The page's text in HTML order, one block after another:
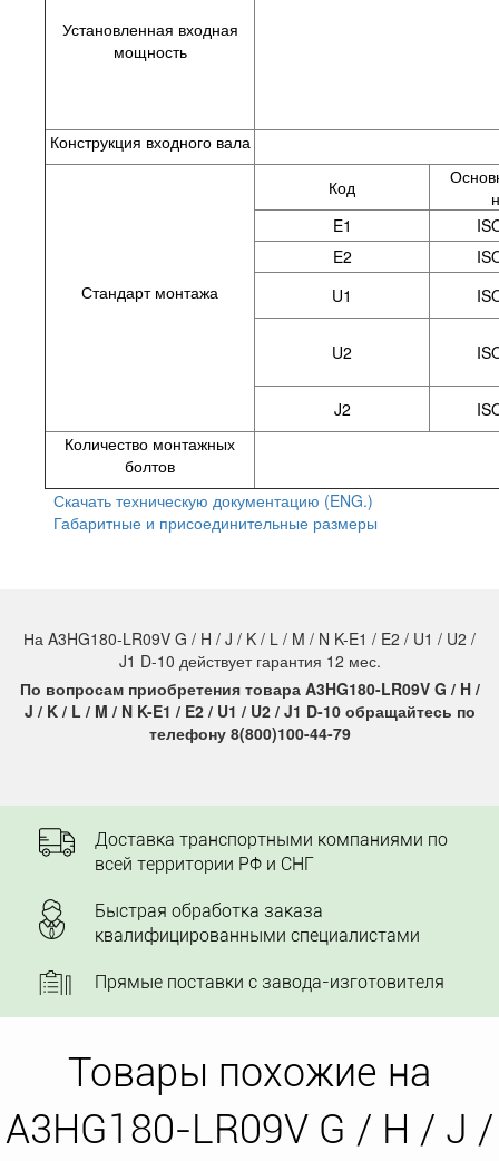
Установленная входная
мощность
Конструкция входного вала
Стандарт монтажа
Код
E1
E2
U1
U2
J2
Количество монтажных
болтов
Скачать техническую документацию (ENG.)
Габаритные и присоединительные размеры
На A3HG180-LR09V G / H / J / K / L / M / N K-E1 / E2 / U1 / U2 /
J1 D-10 действует гарантия 12 мес.
По вопросам приобретения товара A3HG180-LR09V G / H /
J / K / L / M / N K-E1 / E2 / U1 / U2 / J1 D-10 обращайтесь по
телефону 8(800)100-44-79
Доставка транспортными компаниями по
всей территории РФ и СНГ
Быстрая обработка заказа
квалифицированными специалистами
Прямые поставки с завода-изготовителя
Товары похожие на
A3HG180-LR09V G / H / J /